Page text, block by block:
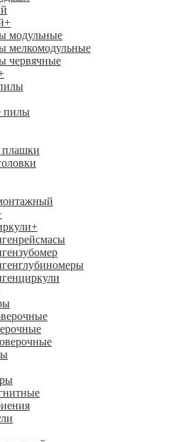
+
модульные
мелкомодульные
червячные
пилы
+